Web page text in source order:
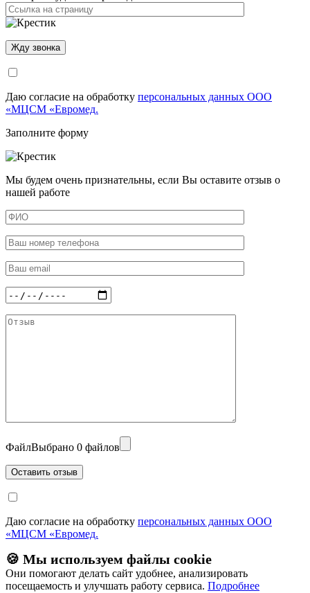
Даю согласие на обработку персональных данных ООО
«МЦСМ «Евромед.
Заполните форму
Мы будем очень признательны, если Вы оставите отзыв о
нашей работе
ФайлВыбрано 0 файлов
Даю согласие на обработку персональных данных ООО
«МЦСМ «Евромед.
🍪 Мы используем файлы cookie
Они помогают делать сайт удобнее, анализировать
посещаемость и улучшать работу сервиса. Подробнее